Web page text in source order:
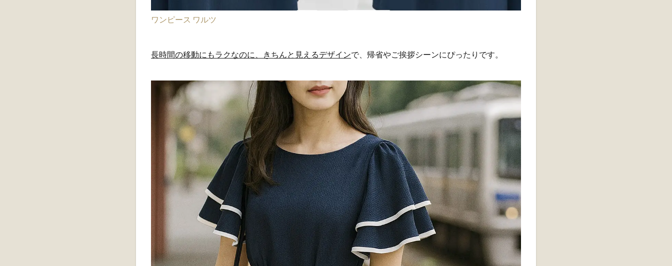
ワンピース ワルツ
長時間の移動にもラクなのに、きちんと見えるデザインで、帰省やご挨拶シーンにぴったりです。